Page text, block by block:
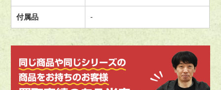
付属品 -